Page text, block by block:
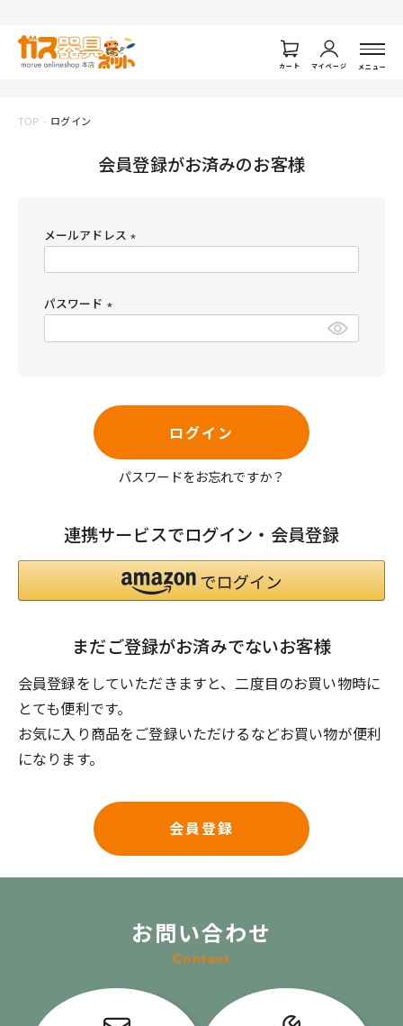
カート マイページ メニュー
TOP ログイン
会員登録がお済みのお客様
メールアドレス
パスワード
ログイン
パスワードをお忘れですか？
連携サービスでログイン・会員登録
まだご登録がお済みでないお客様
会員登録をしていただきますと、二度目のお買い物時に
とても便利です。
お気に入り商品をご登録いただけるなどお買い物が便利
になります。
会員登録
お問い合わせ
Contact